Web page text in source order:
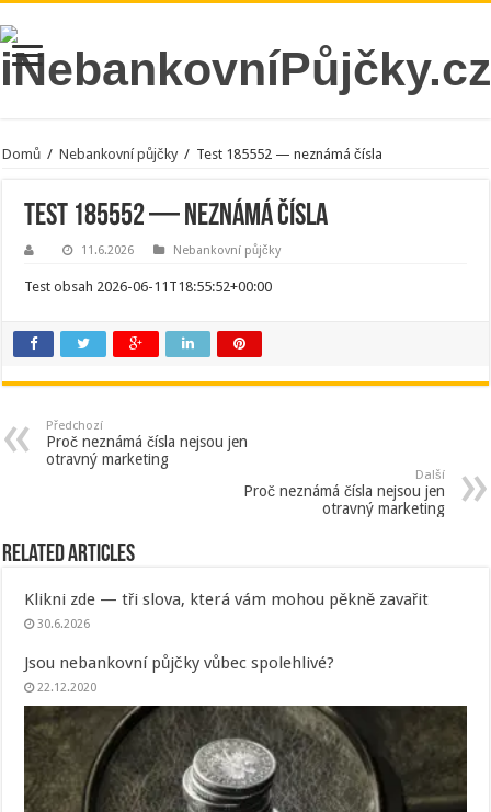
Domů / Nebankovní půjčky / Test 185552 — neznámá čísla
Test 185552 — neznámá čísla
11.6.2026 Nebankovní půjčky
Test obsah 2026-06-11T18:55:52+00:00
Předchozí
Proč neznámá čísla nejsou jen
otravný marketing
Další
Proč neznámá čísla nejsou jen
otravný marketing
Related Articles
Klikni zde — tři slova, která vám mohou pěkně zavařit
30.6.2026
Jsou nebankovní půjčky vůbec spolehlivé?
22.12.2020